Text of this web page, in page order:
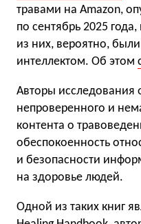
травами на Amazon,
по сентябрь 2025
из них, вероятно,
интеллектом. Об этом
Авторы исследования
непроверенного и
контента о
обеспокоенность
и безопасности
на здоровье людей.
Одной из таких книг